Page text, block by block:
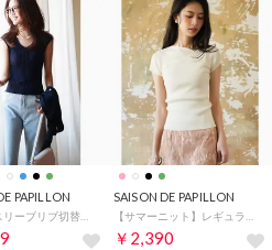
PAPILLON SAISON DE PAPILLON
￥2,390